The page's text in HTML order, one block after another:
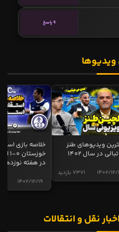
9 پاسخ
ویدیوها
ویدیوهای طنز
در سال 1402
7371 بازدید 1402/12/
خلاصه بازی
در هفته نوزدهم
1402/12/19
نقل و انتقالات